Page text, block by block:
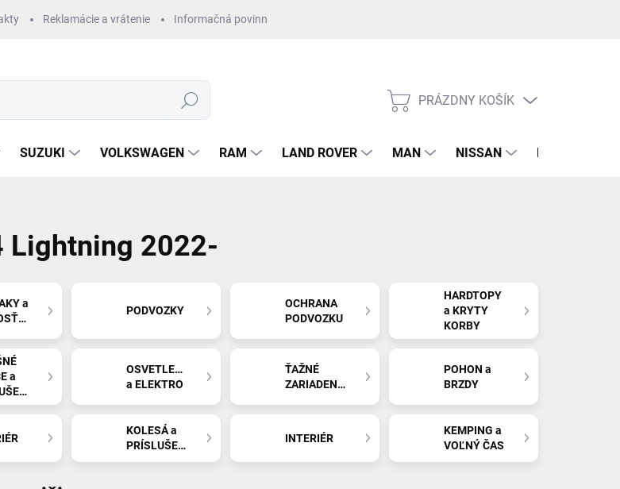
Reklamácie a vrátenie Informačná povinnost GDPR ku kontaktnému formuláru
Hľadať
NÁKUPNÝ
PRÁZDNY KOŠÍK
SUZUKI VOLKSWAGEN RAM LAND ROVER MAN NISSAN RENAULT
Lightning 2022-
a
VYPROSŤOVANIE
PODVOZKY
OCHRANA
PODVOZKU
HARDTOPY
a KRYTY
KORBY
a
PRÍSLUŠENSTVO
OSVETLENIE
a ELEKTRO
ŤAŽNÉ
ZARIADENIA
POHON a
BRZDY
KOLESÁ a
PRÍSLUŠENSTVO
INTERIÉR
KEMPING a
VOĽNÝ ČAS